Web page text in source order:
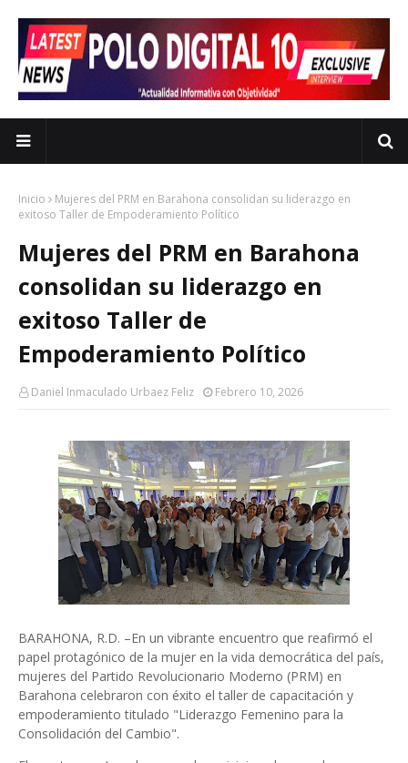
Inicio
Mujeres del PRM en Barahona consolidan su liderazgo en
exitoso Taller de Empoderamiento Político
Mujeres del PRM en Barahona
consolidan su liderazgo en
exitoso Taller de
Empoderamiento Político
Daniel Inmaculado Urbaez Feliz Febrero 10, 2026
BARAHONA, R.D. –En un vibrante encuentro que reafirmó el
papel protagónico de la mujer en la vida democrática del país,
mujeres del Partido Revolucionario Moderno (PRM) en
Barahona celebraron con éxito el taller de capacitación y
empoderamiento titulado "Liderazgo Femenino para la
Consolidación del Cambio".